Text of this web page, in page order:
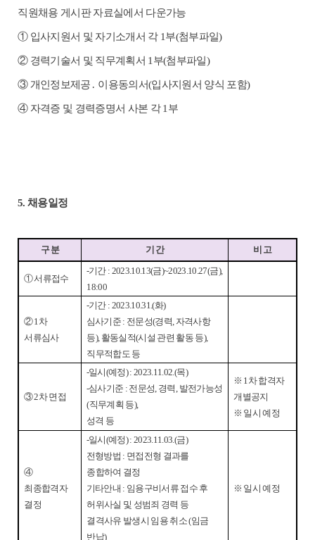
직원채용 게시판 자료실에서 다운가능
① 입사지원서 및 자기소개서 각 1부(첨부파일)
② 경력기술서 및 직무계획서 1 부(첨부파일)
③ 개인정보제공 ․ 이용동의서(입사지원서 양식 포함)
④ 자격증 및 경력증명서 사본 각1 부
5. 채용일정
구 분 기 간 비 고
①서류접수
-기간 : 2023.10.13(금)~2023.10.27(금),
18:00
②1차
서류심사
-기간 : 2023.10.31.(화)
심사기준 : 전문성(경력, 자격사항
등), 활동실적(시설 관련 활동 등),
직무적합도 등
③2차 면접
-일시 (예정) : 2023.11.02.(목)
-심사기준 : 전문성, 경력, 발전가능성
(직무계획 등),
성격 등
※ 1차 합격자
개별공지
※ 일시 예정
④
최종합격자
결정
-일시 (예정) : 2023.11.03.(금)
전형방법 : 면접전형 결과를
종합하여 결정
기타안내 : 임용구비서류 접수 후
허위사실 및 성범죄 경력 등
결격사유 발생시 임용 취소(임금
반납)
※ 일시 예정